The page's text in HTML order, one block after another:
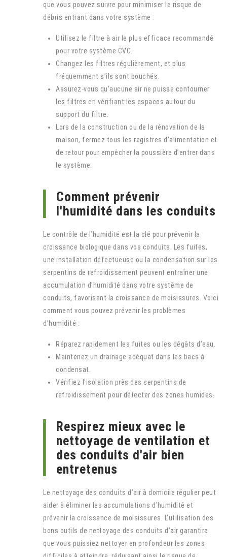
que vous pouvez suivre pour minimiser le risque de
débris entrant dans votre système :
Utilisez le filtre à air le plus efficace recommandé
pour votre système CVC.
Changez les filtres régulièrement, et plus
fréquemment s’ils sont bouchés.
Assurez-vous qu’aucune air ne puisse contourner
les filtres en vérifiant les espaces autour du
support du filtre.
Lors de la construction ou de la rénovation de la
maison, fermez tous les registres d’alimentation et
de retour pour empêcher la poussière d’entrer dans
le système.
Comment prévenir
l'humidité dans les conduits
Le contrôle de l’humidité est la clé pour prévenir la
croissance biologique dans vos conduits. Les fuites,
une installation défectueuse ou la condensation sur les
serpentins de refroidissement peuvent entraîner une
accumulation d’humidité dans votre système de
conduits, favorisant la croissance de moisissures. Voici
comment vous pouvez prévenir les problèmes
d’humidité :
Réparez rapidement les fuites ou les dégâts d’eau.
Maintenez un drainage adéquat dans les bacs à
condensat.
Vérifiez l’isolation près des serpentins de
refroidissement pour détecter des zones humides.
Respirez mieux avec le
nettoyage de ventilation et
des conduits d'air bien
entretenus
Le nettoyage des conduits d’air à domicile régulier peut
aider à éliminer les accumulations d’humidité et
prévenir la croissance de moisissures. L’utilisation des
bons outils de nettoyage des conduits d’air garantira
que vous puissiez nettoyer en profondeur les zones